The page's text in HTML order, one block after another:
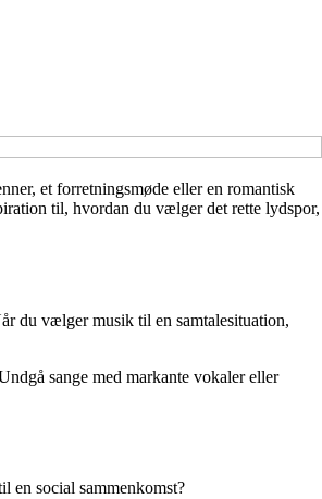
et forretningsmøde eller en romantisk
til, hvordan du vælger det rette lydspor,
du vælger musik til en samtalesituation,
sange med markante vokaler eller
en social sammenkomst?